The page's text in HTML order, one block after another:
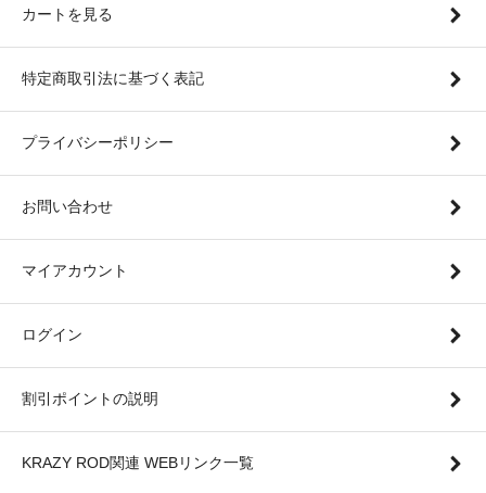
カートを見る
特定商取引法に基づく表記
プライバシーポリシー
お問い合わせ
マイアカウント
ログイン
割引ポイントの説明
KRAZY ROD関連 WEBリンク一覧